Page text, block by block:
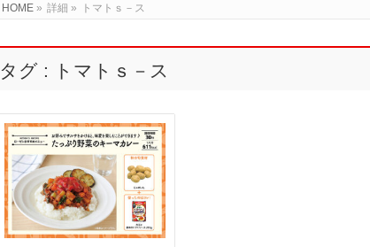
HOME » 詳細 » トマトｓ－ス
タグ : トマトｓ－ス